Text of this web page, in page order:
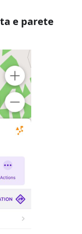
e parete